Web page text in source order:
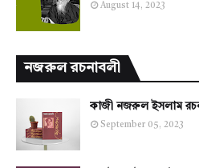
August 14, 2023
নজরুল রচনাবলী
কাজী নজরুল ইসলাম
September 05, 2023